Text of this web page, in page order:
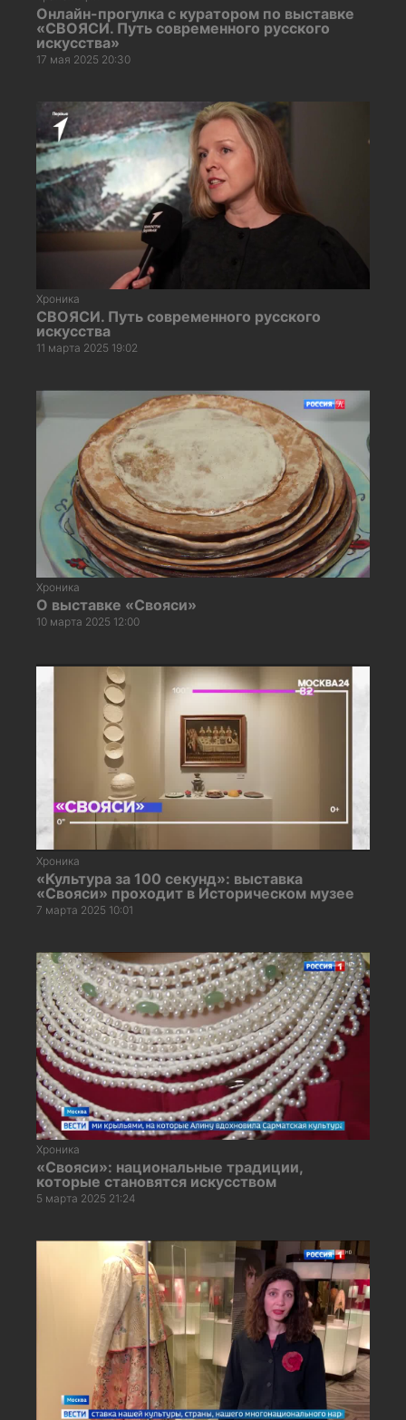
Онлайн-прогулка с куратором по выставке
«СВОЯСИ. Путь современного русского
искусства»
17 мая 2025 20:30
Хроника
СВОЯСИ. Путь современного русского
искусства
11 марта 2025 19:02
Хроника
О выставке «Свояси»
10 марта 2025 12:00
Хроника
«Культура за 100 секунд»: выставка
«Свояси» проходит в Историческом музее
7 марта 2025 10:01
Хроника
«Свояси»: национальные традиции,
которые становятся искусством
5 марта 2025 21:24